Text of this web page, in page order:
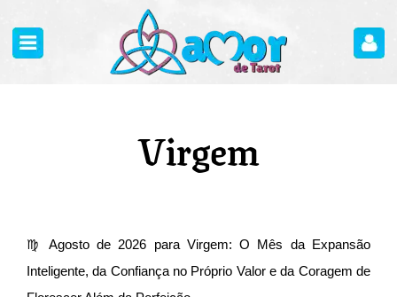
Virgem
♍ Agosto de 2026 para Virgem: O Mês da Expansão
Inteligente, da Confiança no Próprio Valor e da Coragem de